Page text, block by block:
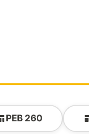
PEB 260